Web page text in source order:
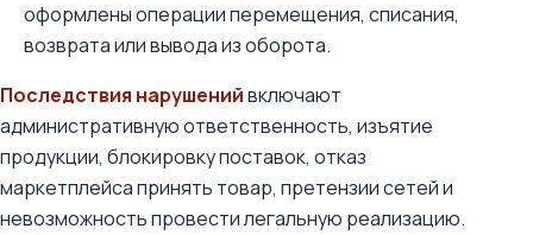
оформлены операции перемещения, списания,
возврата или вывода из оборота.
Последствия нарушенийвключают
административную ответственность, изъятие
продукции, блокировку поставок, отказ
маркетплейса принять товар, претензии сетей и
невозможность провести легальную реализацию.